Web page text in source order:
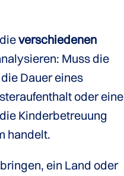
dieverschiedenen
Muss die
Dauer eines
oder eine
Kinderbetreuung
handelt.
ein Land oder